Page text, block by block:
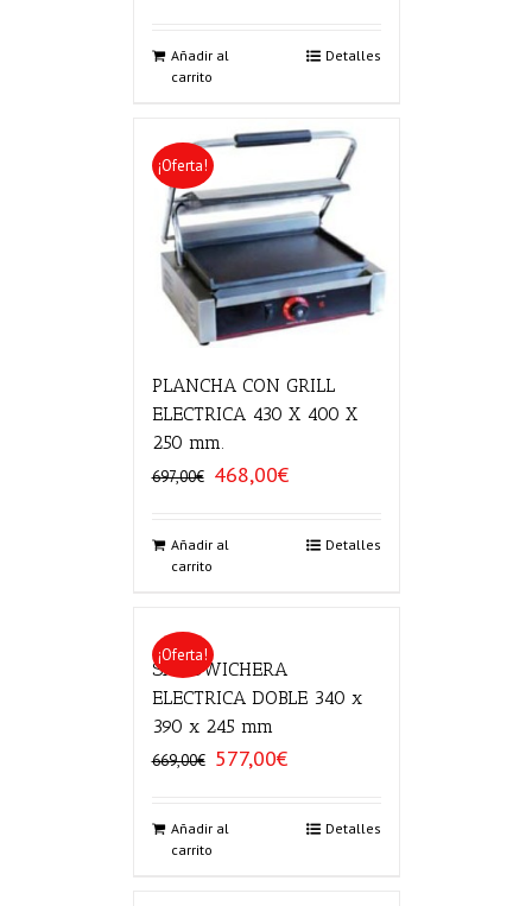
era:
Añadir al
carrito
Detalles
¡Oferta!
PLANCHA CON GRILL
ELECTRICA 430 X 400 X
250 mm.
697,00€ El
era:
468,00€El
Añadir al
carrito
Detalles
¡Oferta!
SANDWICHERA
ELECTRICA DOBLE 340 x
390 x 245 mm
669,00€
El
era:
577,00€El
Añadir al
carrito
Detalles